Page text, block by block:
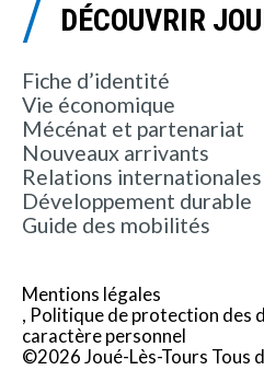
DÉCOUVRIR
Fiche d’identité
Vie économique
Mécénat et partenariat
Nouveaux arrivants
Relations internationales
Développement durable
Guide des mobilités
Mentions légales
Politique de protection des
caractère personnel
©2026 Joué-Lès-Tours Tous